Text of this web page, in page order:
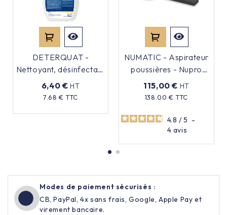
DETERQUAT -
Nettoyant, désinfectant
NDC - Parfum pin -
750ml
6,40 € HT
7.68 € TTC
Prix
NUMATIC - Aspirateur
poussières - Nupro
reflo NUV180
115,00 € HT
138.00 € TTC
4.8 / 5 -
4 avis
Modes de paiement sécurisés :
CB, PayPal, 4x sans frais, Google, Apple Pay et
virement bancaire.